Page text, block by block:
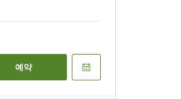
예약